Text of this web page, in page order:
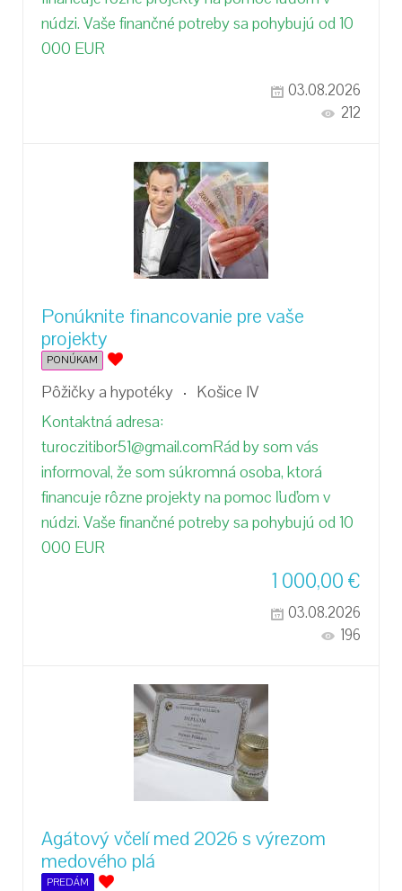
núdzi. Vaše finančné potreby sa pohybujú od 10
000 EUR
03.08.2026
212
Ponúknite financovanie pre vaše
projekty
PONÚKAM
Pôžičky a hypotéky
Košice IV
Kontaktná adresa:
turoczitibor51@gmail.comRád by som vás
informoval, že som súkromná osoba, ktorá
financuje rôzne projekty na pomoc ľuďom v
núdzi. Vaše finančné potreby sa pohybujú od 10
000 EUR
1 000,00€
03.08.2026
196
Agátový včelí med 2026 s výrezom
medového plá
PREDÁM